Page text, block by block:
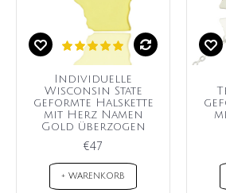
Individuelle
Wisconsin State
geformte Halskette
mit Herz Namen
Gold überzogen
€47
+ WARENKORB